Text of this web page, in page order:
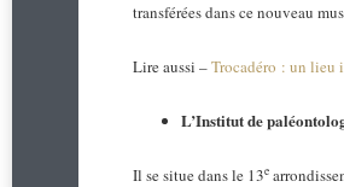
transférées dans ce nouveau
Lire aussi –Trocadéro : un lieu
L’Institut de
Il se situe dans le 13e